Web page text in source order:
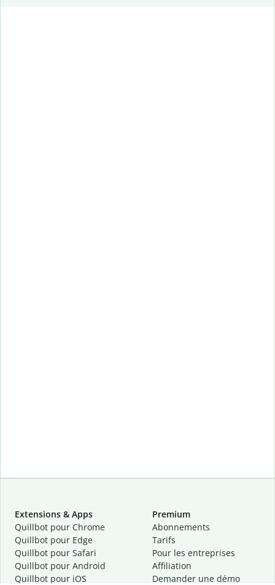
Extensions & Apps
Quillbot pour Chrome
Quillbot pour Edge
Quillbot pour Safari
Quillbot pour Android
Quillbot pour iOS
Premium
Abonnements
Tarifs
Pour les entreprises
Affiliation
Demander une démo